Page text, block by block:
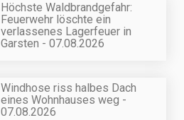
Höchste Waldbrandgefahr:
Feuerwehr löschte ein
verlassenes Lagerfeuer in
Garsten - 07.08.2026
Windhose riss halbes Dach
eines Wohnhauses weg -
07.08.2026